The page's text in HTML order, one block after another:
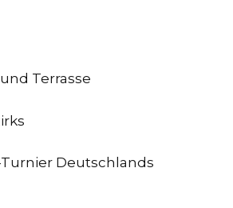
Terrasse
Turnier Deutschlands